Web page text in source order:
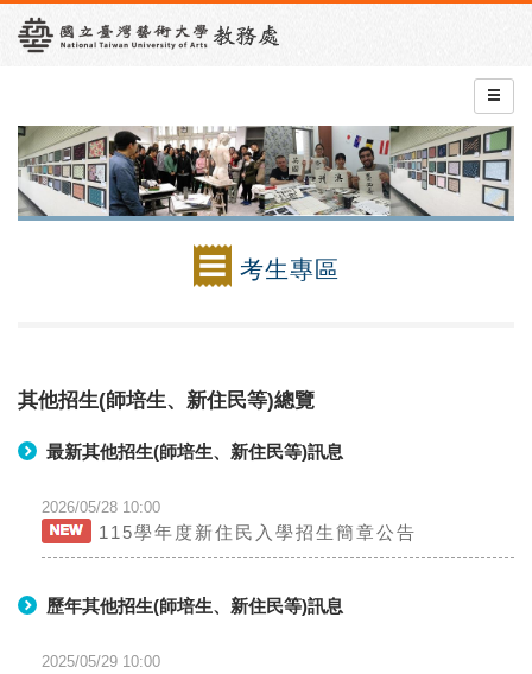
考生專區
其他招生(師培生、新住民等)總覽
最新其他招生(師培生、新住民等)訊息
2026/05/28 10:00
115學年度新住民入學招生簡章公告
歷年其他招生(師培生、新住民等)訊息
2025/05/29 10:00